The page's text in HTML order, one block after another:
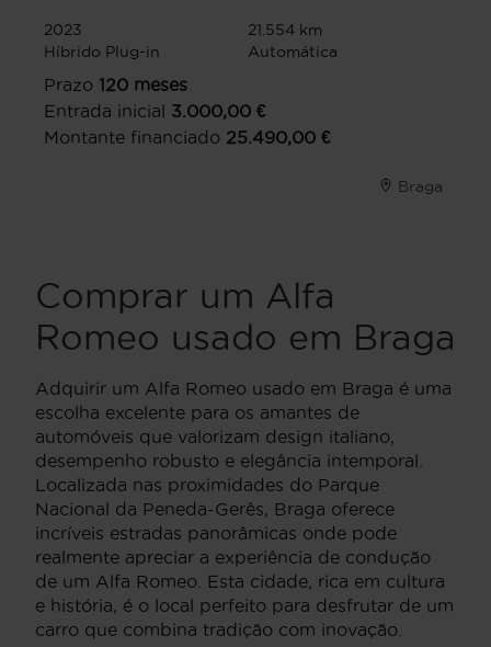
2023
21.554 km
Híbrido Plug-in
Automática
Prazo 120 meses
Entrada inicial 3.000,00 €
Montante financiado 25.490,00 €
Braga
Comprar um Alfa
Romeo usado em Braga
Adquirir um Alfa Romeo usado em Braga é uma
escolha excelente para os amantes de
automóveis que valorizam design italiano,
desempenho robusto e elegância intemporal.
Localizada nas proximidades do Parque
Nacional da Peneda-Gerês, Braga oferece
incríveis estradas panorâmicas onde pode
realmente apreciar a experiência de condução
de um Alfa Romeo. Esta cidade, rica em cultura
e história, é o local perfeito para desfrutar de um
carro que combina tradição com inovação.